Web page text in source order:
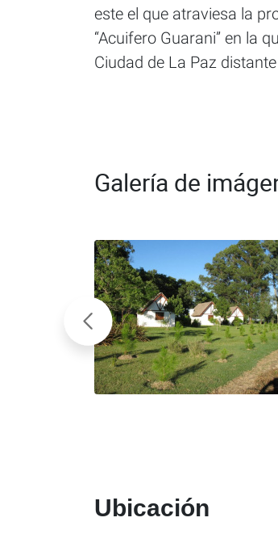
este el que atraviesa la
“Acuifero Guarani” en la
Ciudad de La Paz
Galería de
Ubicación